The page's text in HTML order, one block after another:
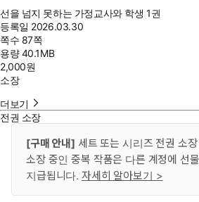
선을 넘지 못하는 가정교사와 학생 1권
등록일 2026.03.30
쪽수 87쪽
용량40.1MB
2,000원
소장
더보기
전권 소장
[구매 안내] 세트 또는 시리즈 전권 소
소장 중인 중복 작품은 다른 계정에 선
지급됩니다. 자세히 알아보기 >